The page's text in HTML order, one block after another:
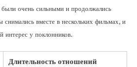
очень сильными и продолжались
снимались вместе в нескольких фильмах, и
интерес у поклонников.
Длительность отношений